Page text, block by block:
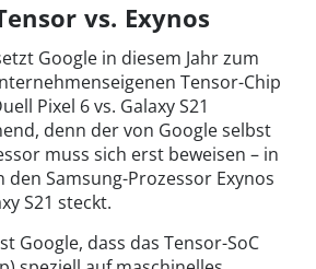
vs. Exynos
Google in diesem Jahr zum
Tensor-Chip
Pixel 6 vs. Galaxy S21
denn der von Google selbst
muss sich erst beweisen – in
den Samsung-Prozessor Exynos
S21 steckt.
Google, dass das Tensor-SoC